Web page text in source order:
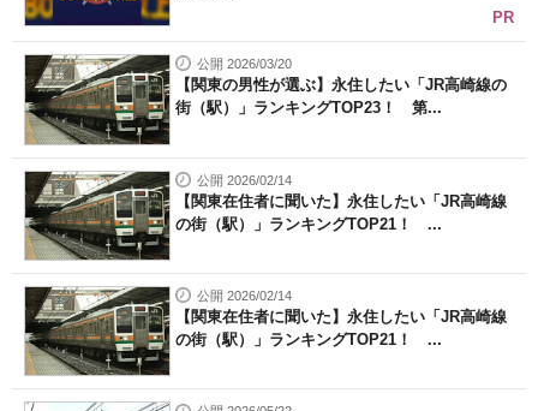
PR
公開 2026/03/20
【関東の男性が選ぶ】永住したい「JR高崎線の
街（駅）」ランキングTOP23！ 第...
公開 2026/02/14
【関東在住者に聞いた】永住したい「JR高崎線
の街（駅）」ランキングTOP21！ ...
公開 2026/02/14
【関東在住者に聞いた】永住したい「JR高崎線
の街（駅）」ランキングTOP21！ ...